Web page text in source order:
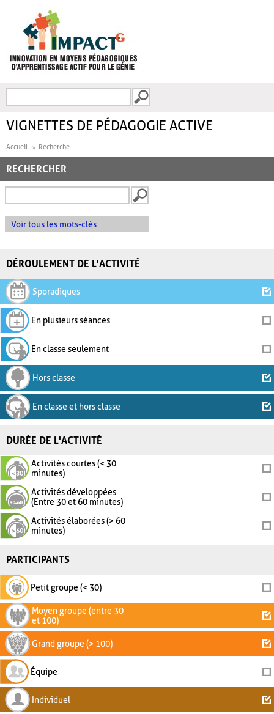
FORMULAIRE DE
VIGNETTES DE PÉDAGOGIE ACTIVE
Accueil Recherche
RECHERCHER
Voir tous les mots-clés
DÉROULEMENT DE L'ACTIVITÉ
Sporadiques
En plusieurs séances
En classe seulement
Hors classe
En classe et hors classe
DURÉE DE L'ACTIVITÉ
Activités courtes (< 30
minutes)
Activités développées
(Entre 30 et 60 minutes)
Activités élaborées (> 60
minutes)
PARTICIPANTS
Petit groupe (< 30)
Moyen groupe (entre 30
et 100)
Grand groupe (> 100)
Équipe
Individuel